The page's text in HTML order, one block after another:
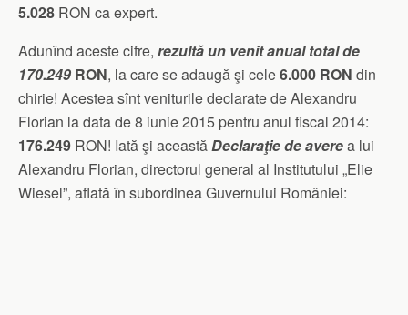
5.028 RON ca expert.
Adunînd aceste cifre, rezultă un venit anual total de
170.249 RON, la care se adaugă şi cele6.000 RON din
chirie! Acestea sînt veniturile declarate de Alexandru
Florian la data de 8 iunie 2015 pentru anul fiscal 2014:
176.249 RON! Iată şi aceastăDeclaraţie de averea lui
Alexandru Florian, directorul general al Institutului „Elie
Wiesel”, aflată în subordinea Guvernului României: